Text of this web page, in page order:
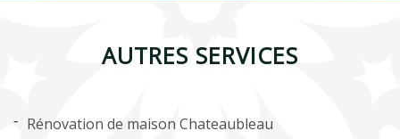
AUTRES SERVICES
Rénovation de maison Chateaubleau